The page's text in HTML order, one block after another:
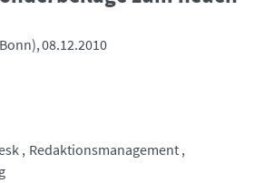
08.12.2010
Redaktionsmanagement